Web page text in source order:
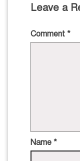
Leave a
Comment *
Name *